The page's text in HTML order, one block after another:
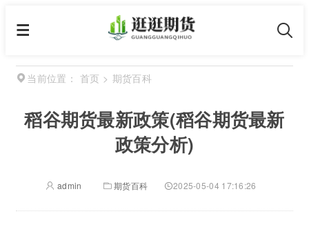
当前位置： 首页 > 期货百科
稻谷期货最新政策(稻谷期货最新
政策分析)
admin 期货百科 2025-05-04 17:16:26